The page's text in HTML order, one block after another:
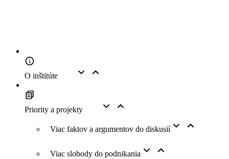
O inštitúte
Priority a projekty
Viac faktov a argumentov do diskusií
Viac slobody do podnikania